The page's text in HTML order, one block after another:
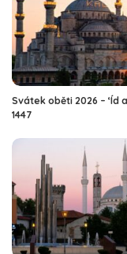
Svátek oběti 2026 – ‘Íd
1447